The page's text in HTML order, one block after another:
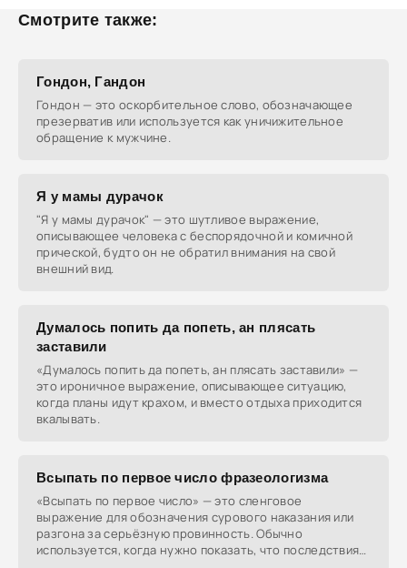
Смотрите также:
Гондон, Гандон
Гондон — это оскорбительное слово, обозначающее
презерватив или используется как уничижительное
обращение к мужчине.
Я у мамы дурачок
"Я у мамы дурачок" — это шутливое выражение,
описывающее человека с беспорядочной и комичной
прической, будто он не обратил внимания на свой
внешний вид.
Думалось попить да попеть, ан плясать
заставили
«Думалось попить да попеть, ан плясать заставили» —
это ироничное выражение, описывающее ситуацию,
когда планы идут крахом, и вместо отдыха приходится
вкалывать.
Всыпать по первое число фразеологизма
«Всыпать по первое число» — это сленговое
выражение для обозначения сурового наказания или
разгона за серьёзную провинность. Обычно
используется, когда нужно показать, что последствия